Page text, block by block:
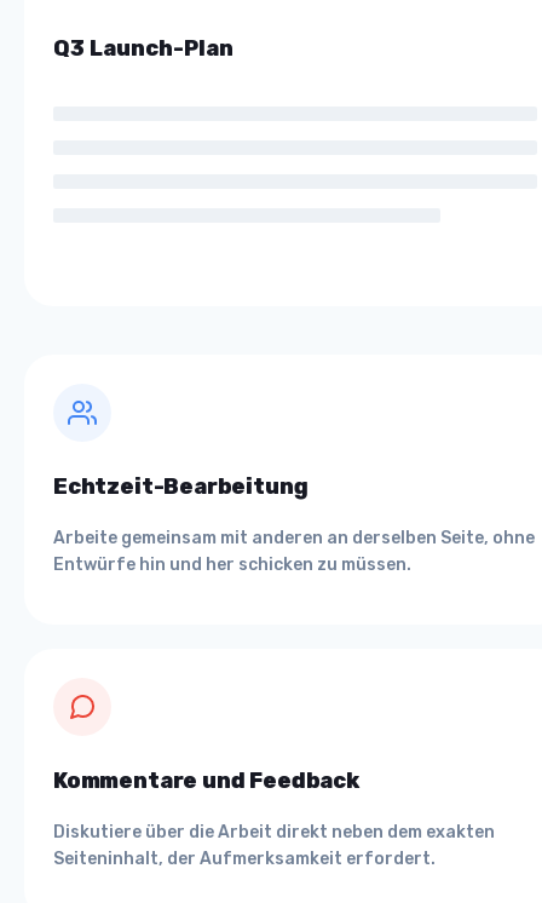
Q3 Launch-Plan
Echtzeit-Bearbeitung
Arbeite gemeinsam mit anderen an derselben Seite, ohne
Entwürfe hin und her schicken zu müssen.
Kommentare und Feedback
Diskutiere über die Arbeit direkt neben dem exakten
Seiteninhalt, der Aufmerksamkeit erfordert.